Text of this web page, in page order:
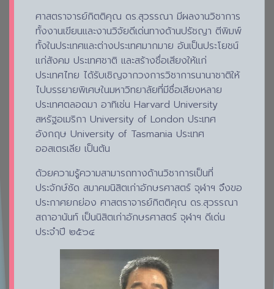
ศาสตราจารย์กิตติคุณ ดร.สุวรรณา มีผลงานวิชาการ
ทั้งงานเขียนและงานวิจัยดีเด่นทางด้านปรัชญา ตีพิมพ์
ทั้งในประเทศและต่างประเทศมากมาย อันเป็นประโยชน์
แก่สังคม ประเทศชาติ และสร้างชื่อเสียงให้แก่
ประเทศไทย ได้รับเชิญจากวงการวิชาการนานาชาติให้
ไปบรรยายพิเศษในมหาวิทยาลัยที่มีชื่อเสียงหลาย
ประเทศตลอดมา อาทิเช่น Harvard University
สหรัฐอเมริกา University of London ประเทศ
อังกฤษ University of Tasmania ประเทศ
ออสเตรเลีย เป็นต้น
ด้วยความรู้ความสามารถทางด้านวิชาการเป็นที่
ประจักษ์ชัด สมาคมนิสิตเก่าอักษรศาสตร์ จุฬาฯ จึงขอ
ประกาศยกย่อง ศาสตราจารย์กิตติคุณ ดร.สุวรรณา
สถาอานันท์ เป็นนิสิตเก่าอักษรศาสตร์ จุฬาฯ ดีเด่น
ประจำปี ๒๕๖๔